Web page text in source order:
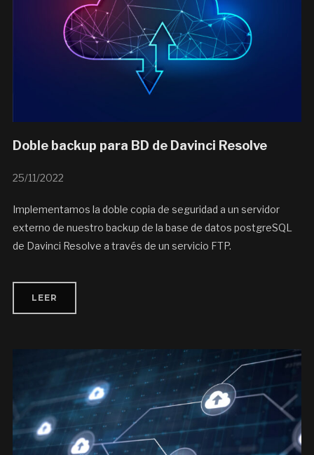
Doble backup para BD de Davinci Resolve
25/11/2022
Implementamos la doble copia de seguridad a un servidor
externo de nuestro backup de la base de datos postgreSQL
de Davinci Resolve a través de un servicio FTP.
LEER